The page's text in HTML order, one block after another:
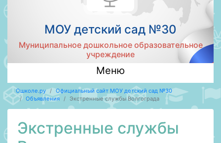
МОУ детский сад №30
Муниципальное дошкольное образовательное
учреждение
Меню
Ошколе.ру
Официальный сайт МОУ детский сад №30
Объявления
Экстренные службы Волгограда
Экстренные службы